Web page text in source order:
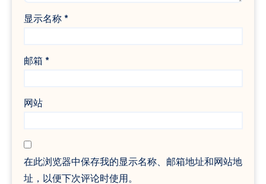
显示名称 *
邮箱 *
网站
在此浏览器中保存我的显示名称、邮箱地址和网站地
址，以便下次评论时使用。